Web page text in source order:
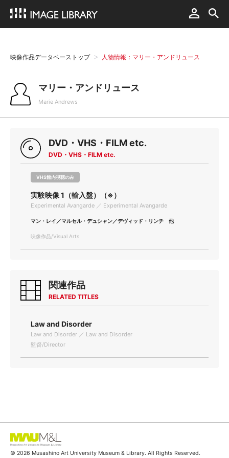
映像作品データベーストップ 人物情報：マリー・アンドリュース
マリー・アンドリュース
Marie Andrews
DVD・VHS・FILM etc.
DVD・VHS・FILM etc.
VHS館内視聴のみ
実験映像 1（輸入盤）（※）
Experimental Avangarde ／ Experimental Avangarde
マン・レイ／マルセル・デュシャン／デヴィッド・リンチ 他
映像作品/Visual Arts
関連作品
RELATED TITLES
Law and Disorder
Law and Disorder ／ Law and Disorder
監督/Director
© 2026 Musashino Art University Museum & Library. All Rights Reserved.